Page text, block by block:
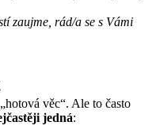
zaujme, rád/a se s Vámi
věc“. Ale to často
jedná: